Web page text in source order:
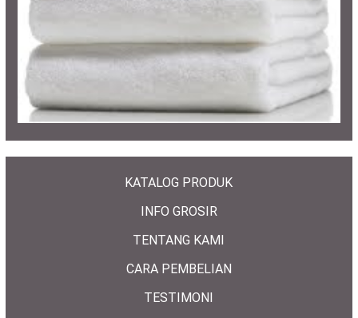
KATALOG PRODUK
INFO GROSIR
TENTANG KAMI
CARA PEMBELIAN
TESTIMONI